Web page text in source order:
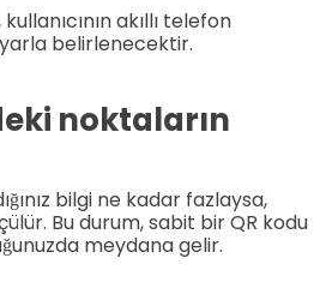
akıllı telefon
belirlenecektir.
noktaların
bilgi ne kadar fazlaysa,
Bu durum, sabit bir QR kodu
meydana gelir.